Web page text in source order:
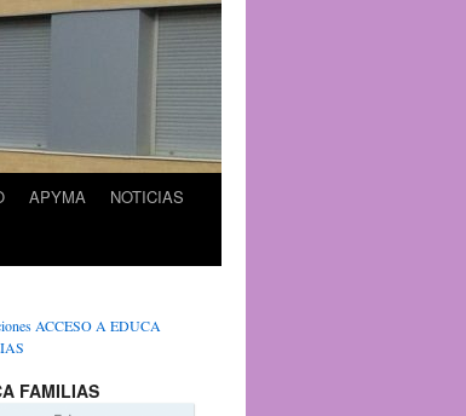
APYMA
NOTICIAS
ACCESO A EDUCA
FAMILIAS